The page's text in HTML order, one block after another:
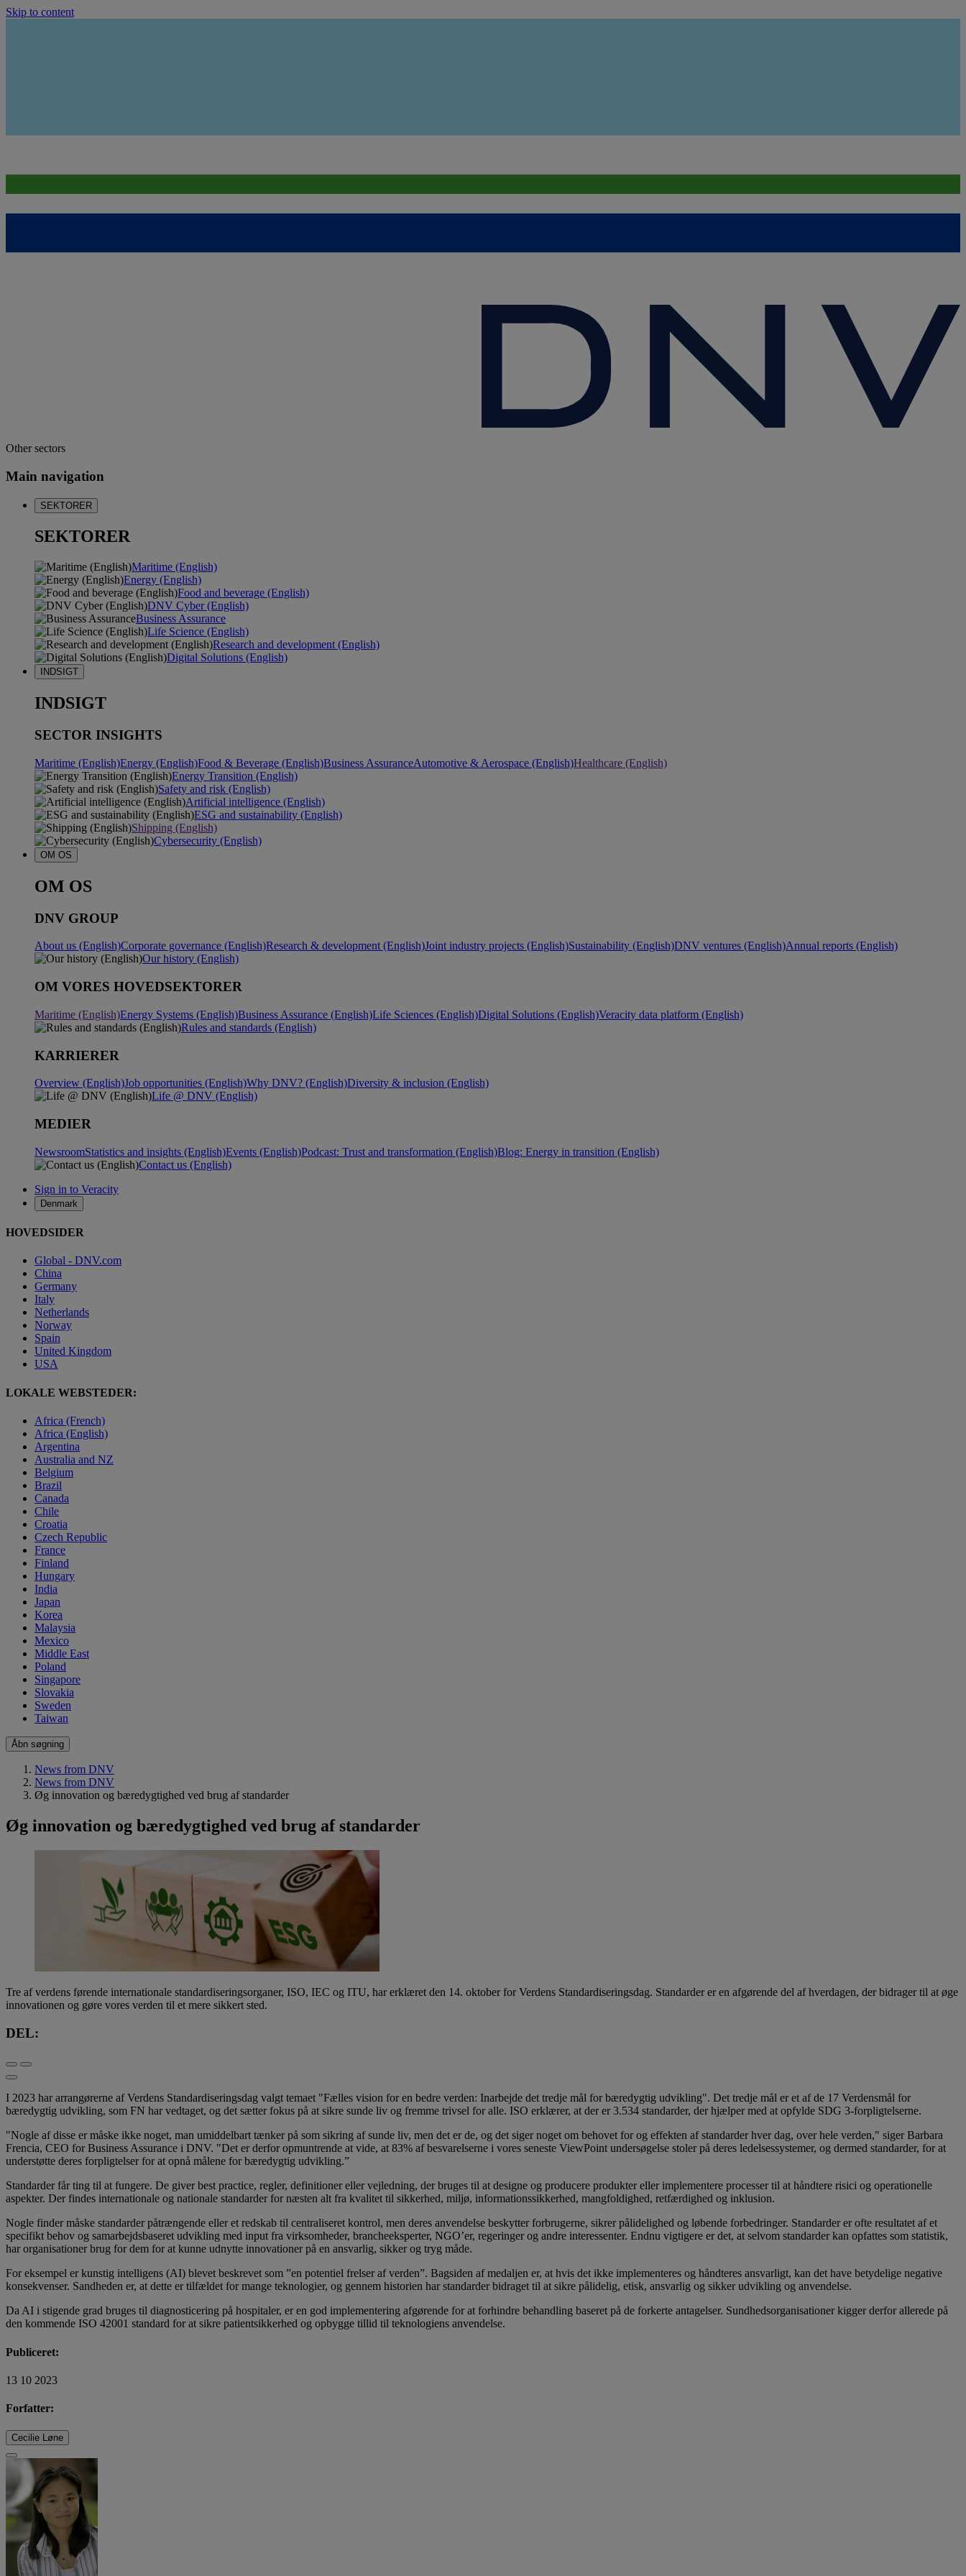
Skip to content
Other sectors
Main navigation
SEKTORER
SEKTORER
Maritime (English)
Energy (English)
Food and beverage (English)
DNV Cyber (English)
Business Assurance
Life Science (English)
Research and development (English)
Digital Solutions (English)
INDSIGT
INDSIGT
SECTOR INSIGHTS
Maritime (English)Energy (English)Food & Beverage (English)Business AssuranceAutomotive & Aerospace (English)Healthcare (English)
Energy Transition (English)
Safety and risk (English)
Artificial intelligence (English)
ESG and sustainability (English)
Shipping (English)
Cybersecurity (English)
OM OS
OM OS
DNV GROUP
About us (English)Corporate governance (English)Research & development (English)Joint industry projects (English)Sustainability (English)DNV ventures (English)Annual reports (English)
Our history (English)
OM VORES HOVEDSEKTORER
Maritime (English)Energy Systems (English)Business Assurance (English)Life Sciences (English)Digital Solutions (English)Veracity data platform (English)
Rules and standards (English)
KARRIERER
Overview (English)Job opportunities (English)Why DNV? (English)Diversity & inclusion (English)
Life @ DNV (English)
MEDIER
NewsroomStatistics and insights (English)Events (English)Podcast: Trust and transformation (English)Blog: Energy in transition (English)
Contact us (English)
Sign in to Veracity
Denmark
HOVEDSIDER
Global - DNV.com
China
Germany
Italy
Netherlands
Norway
Spain
United Kingdom
USA
LOKALE WEBSTEDER:
Africa (French)
Africa (English)
Argentina
Australia and NZ
Belgium
Brazil
Canada
Chile
Croatia
Czech Republic
France
Finland
Hungary
India
Japan
Korea
Malaysia
Mexico
Middle East
Poland
Singapore
Slovakia
Sweden
Taiwan
Åbn søgning
News from DNV
News from DNV
Øg innovation og bæredygtighed ved brug af standarder
Øg innovation og bæredygtighed ved brug af standarder
Tre af verdens førende internationale standardiseringsorganer, ISO, IEC og ITU, har erklæret den 14. oktober for Verdens Standardiseringsdag. Standarder er en afgørende del af hverdagen, der bidrager til at øge
innovationen og gøre vores verden til et mere sikkert sted.
DEL:
I 2023 har arrangørerne af Verdens Standardiseringsdag valgt temaet "Fælles vision for en bedre verden: Inarbejde det tredje mål for bæredygtig udvikling". Det tredje mål er et af de 17 Verdensmål for
bæredygtig udvikling, som FN har vedtaget, og det sætter fokus på at sikre sunde liv og fremme trivsel for alle. ISO erklærer, at der er 3.534 standarder, der hjælper med at opfylde SDG 3-forpligtelserne.
"Nogle af disse er måske ikke noget, man umiddelbart tænker på som sikring af sunde liv, men det er de, og det siger noget om behovet for og effekten af standarder hver dag, over hele verden," siger Barbara
Frencia, CEO for Business Assurance i DNV. "Det er derfor opmuntrende at vide, at 83% af besvarelserne i vores seneste ViewPoint undersøgelse stoler på deres ledelsessystemer, og dermed standarder, for at
understøtte deres forpligtelser for at opnå målene for bæredygtig udvikling.”
Standarder får ting til at fungere. De giver best practice, regler, definitioner eller vejledning, der bruges til at designe og producere produkter eller implementere processer til at håndtere risici og operationelle
aspekter. Der findes internationale og nationale standarder for næsten alt fra kvalitet til sikkerhed, miljø, informationssikkerhed, mangfoldighed, retfærdighed og inklusion.
Nogle finder måske standarder påtrængende eller et redskab til centraliseret kontrol, men deres anvendelse beskytter forbrugerne, sikrer pålidelighed og løbende forbedringer. Standarder er ofte resultatet af et
specifikt behov og samarbejdsbaseret udvikling med input fra virksomheder, brancheeksperter, NGO’er, regeringer og andre interessenter. Endnu vigtigere er det, at selvom standarder kan opfattes som statistik,
har organisationer brug for dem for at kunne udnytte innovationer på en ansvarlig, sikker og tryg måde.
For eksempel er kunstig intelligens (AI) blevet beskrevet som ”en potentiel frelser af verden”. Bagsiden af medaljen er, at hvis det ikke implementeres og håndteres ansvarligt, kan det have betydelige negative
konsekvenser. Sandheden er, at dette er tilfældet for mange teknologier, og gennem historien har standarder bidraget til at sikre pålidelig, etisk, ansvarlig og sikker udvikling og anvendelse.
Da AI i stigende grad bruges til diagnosticering på hospitaler, er en god implementering afgørende for at forhindre behandling baseret på de forkerte antagelser. Sundhedsorganisationer kigger derfor allerede på
den kommende ISO 42001 standard for at sikre patientsikkerhed og opbygge tillid til teknologiens anvendelse.
Publiceret:
13 10 2023
Forfatter:
Cecilie Løne